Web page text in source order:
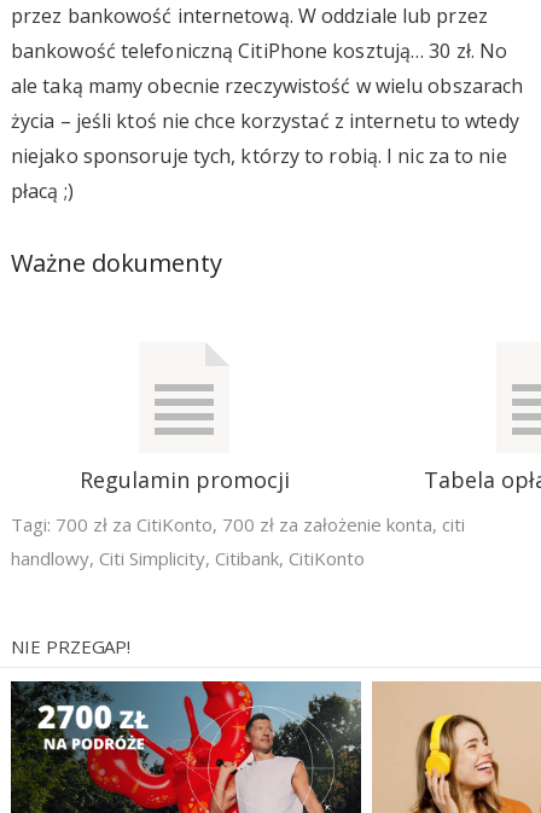
przez bankowość internetową. W oddziale lub przez
bankowość telefoniczną CitiPhone kosztują… 30 zł. No
ale taką mamy obecnie rzeczywistość w wielu obszarach
życia – jeśli ktoś nie chce korzystać z internetu to wtedy
niejako sponsoruje tych, którzy to robią. I nic za to nie
płacą ;)
Ważne dokumenty
Regulamin promocji Tabela
Tagi: 700 zł za CitiKonto, 700 zł za założenie konta, citi
handlowy, Citi Simplicity, Citibank, CitiKonto
NIE PRZEGAP!